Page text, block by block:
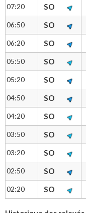
07:20 SO
06:50 SO
06:20 SO
05:50 SO
05:20 SO
04:50 SO
04:20 SO
03:50 SO
03:20 SO
02:50 SO
02:20 SO